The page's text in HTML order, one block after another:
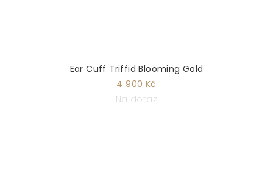
Ear Cuff Triffid Blooming Gold
4 900 Kč
Na dotaz